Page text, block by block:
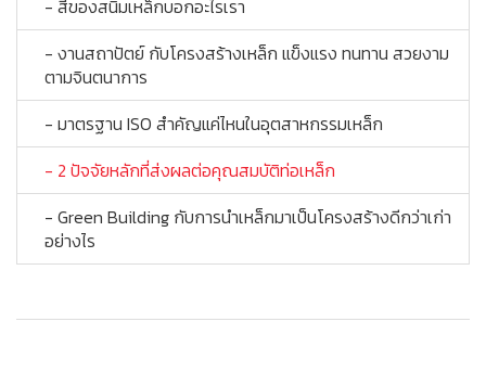
- สีของสนิมเหล็กบอกอะไรเรา
- งานสถาปัตย์ กับโครงสร้างเหล็ก แข็งแรง ทนทาน สวยงาม
ตามจินตนาการ
- มาตรฐาน ISO สำคัญแค่ไหนในอุตสาหกรรมเหล็ก
- 2 ปัจจัยหลักที่ส่งผลต่อคุณสมบัติท่อเหล็ก
- Green Building กับการนำเหล็กมาเป็นโครงสร้างดีกว่าเก่า
อย่างไร